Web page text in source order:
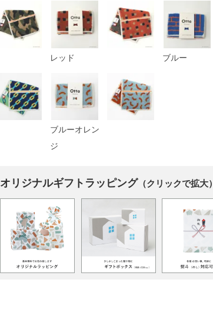
レッド ブルー
ブルーオレン
ジ
オリジナルギフトラッピング（クリックで拡大）